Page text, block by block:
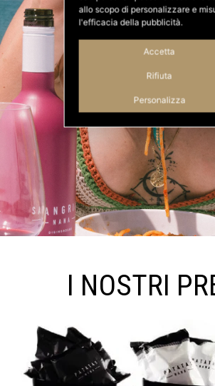
I NOSTRI
allo scopo di personalizzare e
l'efficacia della pubblicità.
Accetta
Rifiuta
Personalizza